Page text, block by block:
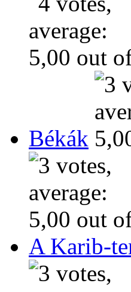
Békák
A Karib-